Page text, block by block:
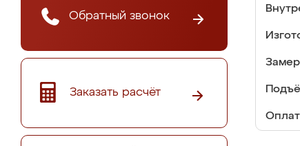
Обратный звонок
Заказать расчёт